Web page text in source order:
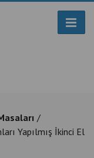
Yapılmış İkinci El